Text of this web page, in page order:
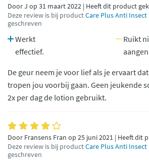
Door J op 31 maart 2022 | Heeft dit product
Deze review is bij productCare Plus Anti
geschreven
Werkt
effectief.
Ruikt
De geur neem je voor lief als je ervaart
tropen jou voorbij gaan. Geen jeukende
2x per dag de lotion gebruikt.
Door Fransens Fran op 25 juni 2021 | Heeft dit
Deze review is bij productCare Plus Anti
geschreven